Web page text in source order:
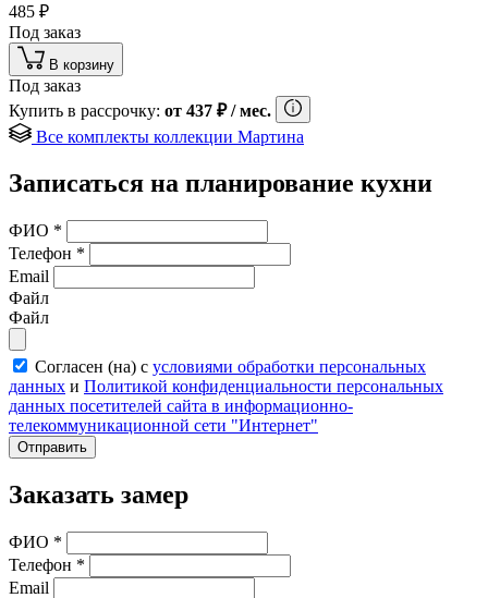
485 ₽
Под заказ
В корзину
Под заказ
Купить в рассрочку: от 437 ₽/ мес.
Все комплекты коллекции Мартина
Записаться на планирование кухни
ФИО *
Телефон *
Email
Файл
Файл
Согласен (на) с условиями обработки персональных
данных и Политикой конфиденциальности персональных
данных посетителей сайта в информационно-
телекоммуникационной сети "Интернет"
Отправить
Заказать замер
ФИО *
Телефон *
Email